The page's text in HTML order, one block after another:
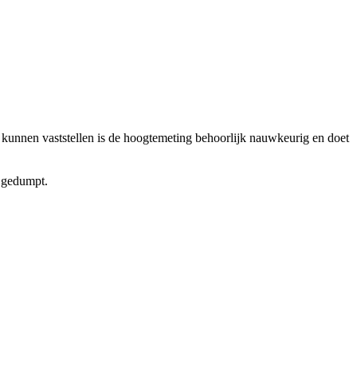
vaststellen is de hoogtemeting behoorlijk nauwkeurig en doet